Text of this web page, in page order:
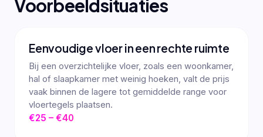
Voorbeeldsituaties
Eenvoudige vloer in een rechte ruimte
Bij een overzichtelijke vloer, zoals een woonkamer,
hal of slaapkamer met weinig hoeken, valt de prijs
vaak binnen de lagere tot gemiddelde range voor
vloertegels plaatsen.
€25 – €40